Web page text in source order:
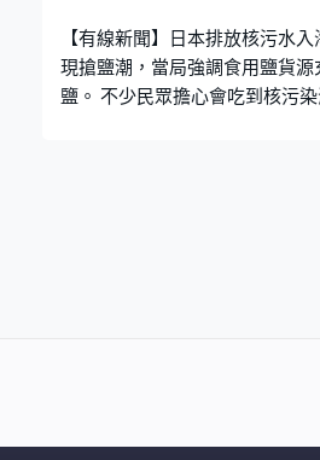
【有線新聞】日本排放核污水
現搶鹽潮，當局強調食用鹽貨
鹽。 不少民眾擔心會吃到核污
員：「(鹽是甚麼賣光的)早就賣
響，強調正在加班生產和配送
鹽業集團指，省內食鹽政府儲